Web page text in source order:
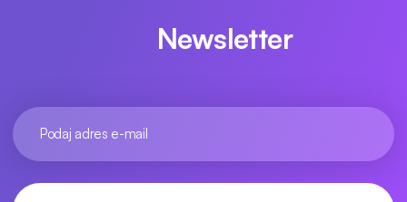
Newsletter